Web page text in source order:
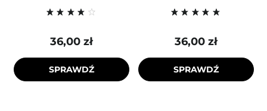
36,00 zł
SPRAWDŹ
36,00 zł
SPRAWDŹ